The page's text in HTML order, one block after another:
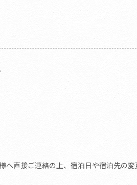
直接ご連絡の上、宿泊日や宿泊先の